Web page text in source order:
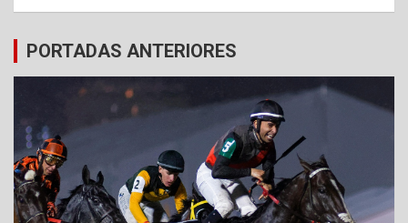
PORTADAS ANTERIORES